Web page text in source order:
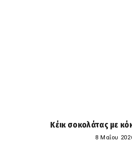
Κέικ σοκολάτας με
8 Μαΐου